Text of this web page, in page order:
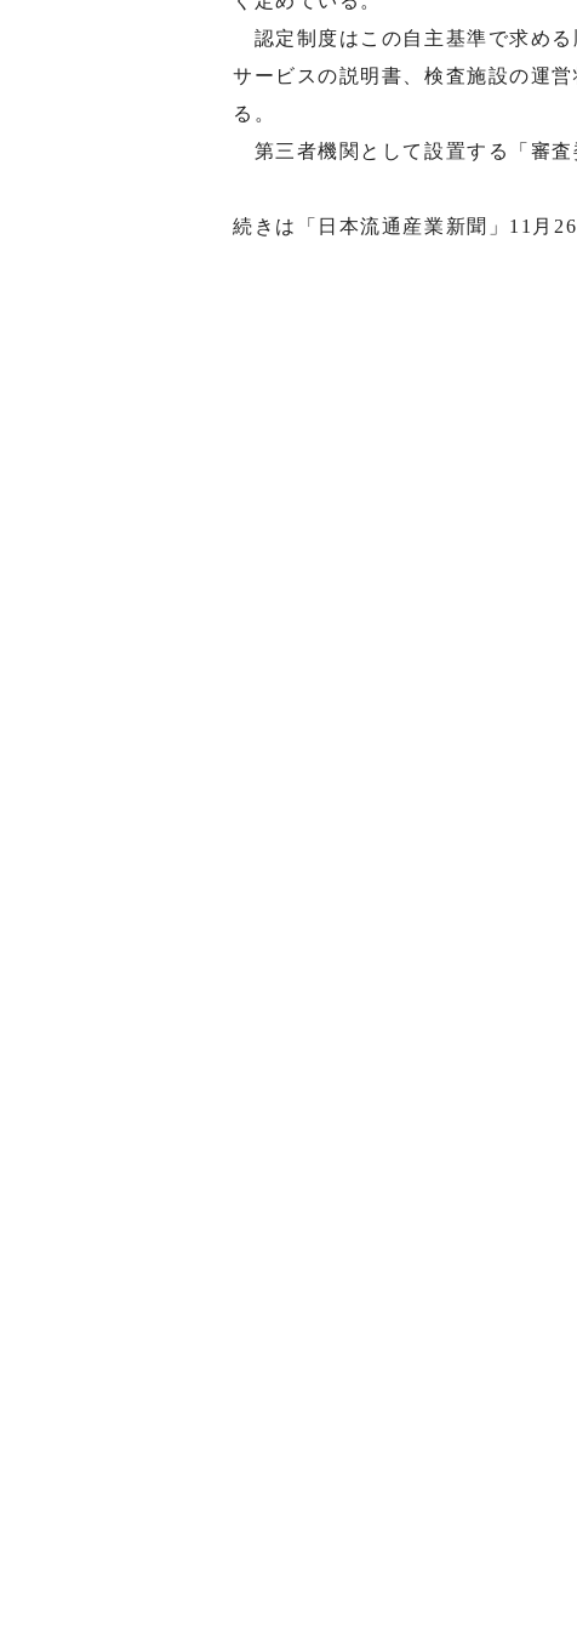
認定制度はこの自主基準で求める
サービスの説明書、検査施設の運
る。
第三者機関として設置する「審査
続きは「日本流通産業新聞」11月26